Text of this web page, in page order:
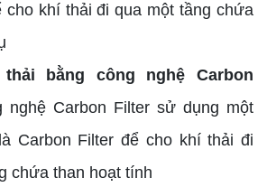
cho khí thải đi qua một tầng chứa
bằng công nghệ Carbon
nghệ Carbon Filter sử dụng một
Carbon Filter để cho khí thải đi
chứa than hoạt tính